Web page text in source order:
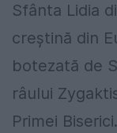
Sfânta Lidia
creștină din
botezată de
râului
Primei